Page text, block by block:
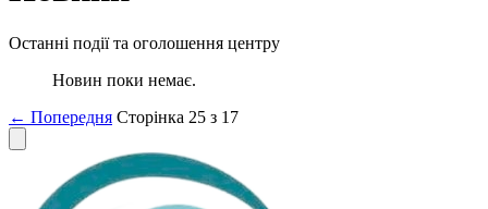
Останні події та оголошення центру
Новин поки немає.
← Попередня Сторінка 25 з 17